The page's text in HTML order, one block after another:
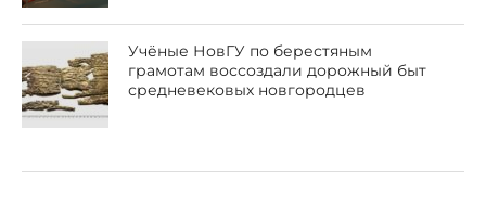
Учёные НовГУ по берестяным
грамотам воссоздали дорожный быт
средневековых новгородцев